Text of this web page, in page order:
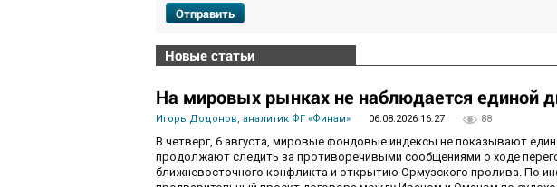
Отправить
Новые статьи
На мировых рынках не наблюдается единой
Игорь Додонов, аналитик ФГ «Финам» 06.08.2026 16:27 88
В четверг, 6 августа, мировые фондовые индексы не показывают
продолжают следить за противоречивыми сообщениями о ходе
ближневосточного конфликта и открытию Ормузского пролива. По